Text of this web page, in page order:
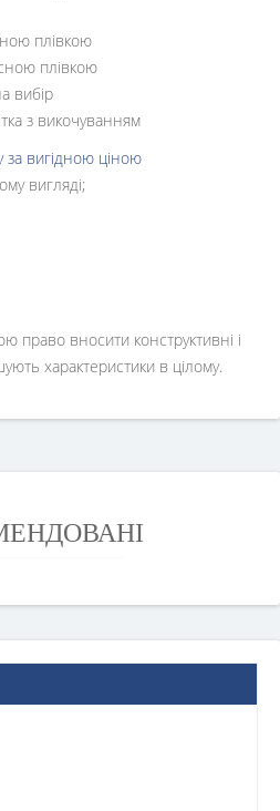
плівкою
плівкою
вибір
з викочуванням
за вигідною ціною
вигляді;
право вносити конструктивні і
характеристики в цілому.